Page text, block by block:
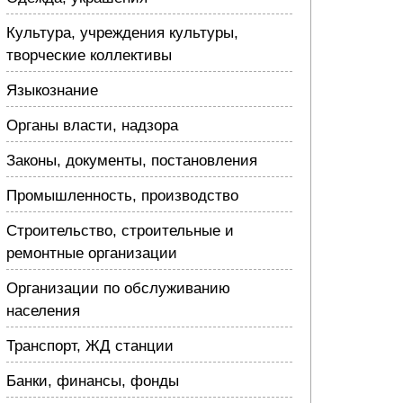
Культура, учреждения культуры,
творческие коллективы
Языкознание
Органы власти, надзора
Законы, документы, постановления
Промышленность, производство
Строительство, строительные и
ремонтные организации
Организации по обслуживанию
населения
Транспорт, ЖД станции
Банки, финансы, фонды